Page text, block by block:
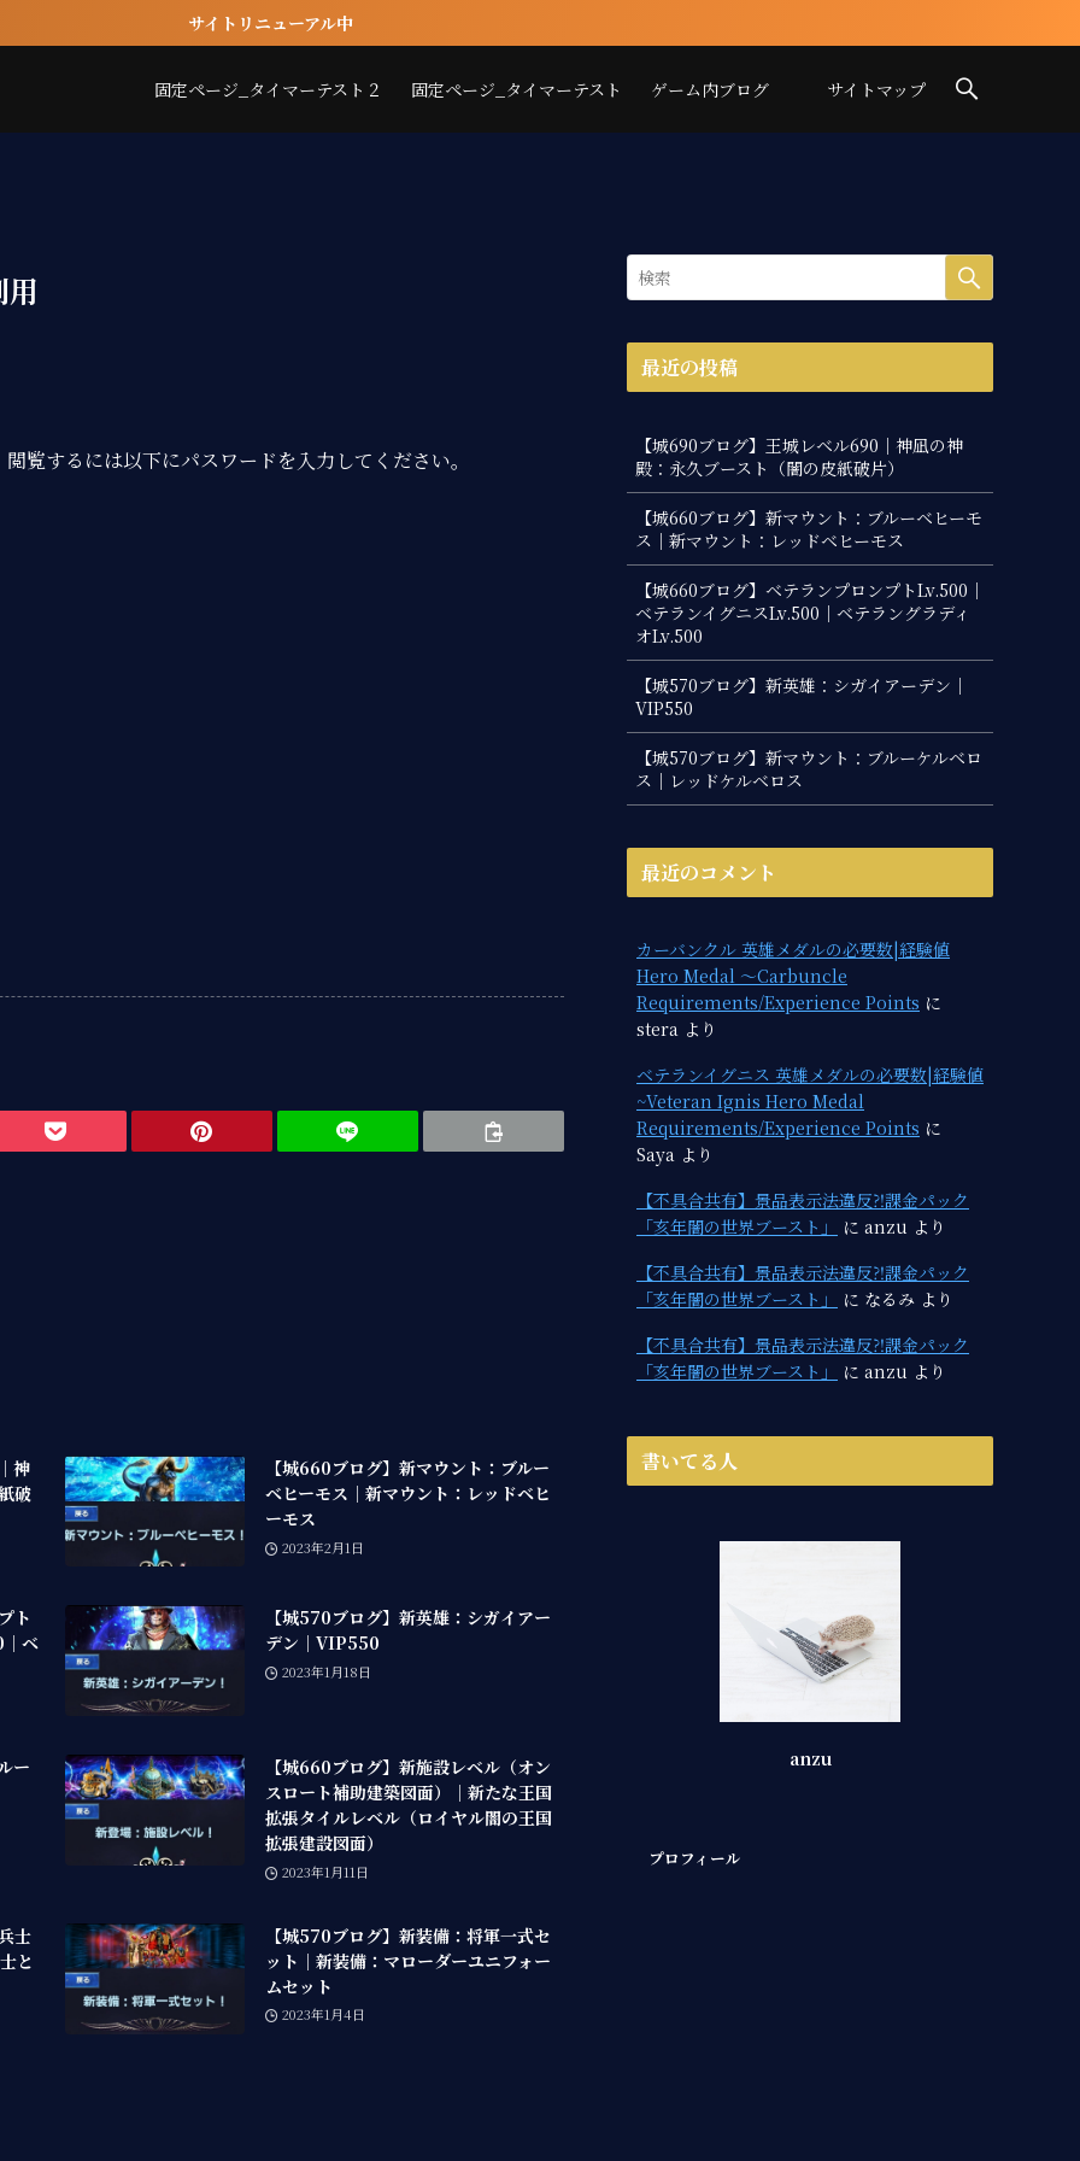
サイトリニューアル中
固定ページ_タイマーテスト２ 固定ページ_タイマーテスト ゲーム内ブログ サイトマップ
覧するには以下にパスワードを入力してください。
神
破
【城660ブログ】新マウント：ブルー
ベヒーモス｜新マウント：レッドベヒ
ーモス
2023年2月1日
ト
ベ
【城570ブログ】新英雄：シガイアー
デン｜VIP550
2023年1月18日
ー
【城660ブログ】新施設レベル（オン
スロート補助建築図面）｜新たな王国
拡張タイルレベル（ロイヤル闇の王国
拡張建設図面）
2023年1月11日
士
と
【城570ブログ】新装備：将軍一式セ
ット｜新装備：マローダーユニフォー
ムセット
2023年1月4日
最近の投稿
【城690ブログ】王城レベル690｜神凪の神
殿：永久ブースト（闇の皮紙破片）
【城660ブログ】新マウント：ブルーベヒーモ
ス｜新マウント：レッドベヒーモス
【城660ブログ】ベテランプロンプトLv.500｜
ベテランイグニスLv.500｜ベテラングラディ
オLv.500
【城570ブログ】新英雄：シガイアーデン｜
VIP550
【城570ブログ】新マウント：ブルーケルベロ
ス｜レッドケルベロス
最近のコメント
カーバンクル 英雄メダルの必要数|経験値
Hero Medal ～Carbuncle
Requirements/Experience Points に
stera より
ベテランイグニス 英雄メダルの必要数|経験値
~Veteran Ignis Hero Medal
Requirements/Experience Points に
Saya より
【不具合共有】景品表示法違反⁈課金パック
「亥年闇の世界ブースト」
に anzu より
【不具合共有】景品表示法違反⁈課金パック
「亥年闇の世界ブースト」
に なるみ より
【不具合共有】景品表示法違反⁈課金パック
「亥年闇の世界ブースト」
に anzu より
書いてる人
anzu
プロフィール